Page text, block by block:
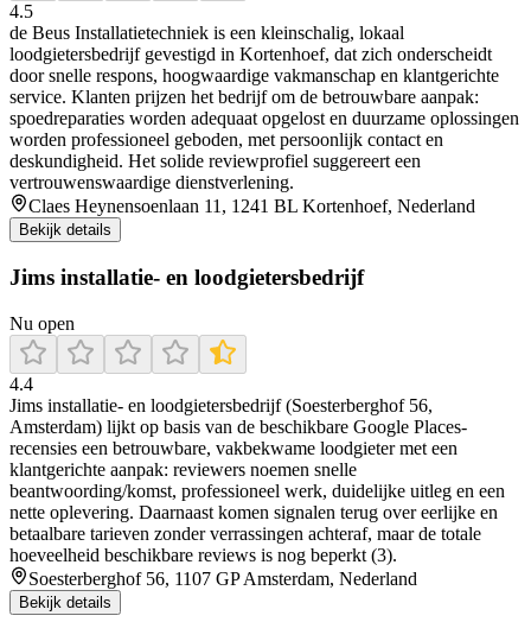
4.5
de Beus Installatietechniek is een kleinschalig, lokaal
loodgietersbedrijf gevestigd in Kortenhoef, dat zich onderscheidt
door snelle respons, hoogwaardige vakmanschap en klantgerichte
service. Klanten prijzen het bedrijf om de betrouwbare aanpak:
spoedreparaties worden adequaat opgelost en duurzame oplossingen
worden professioneel geboden, met persoonlijk contact en
deskundigheid. Het solide reviewprofiel suggereert een
vertrouwenswaardige dienstverlening.
Claes Heynensoenlaan 11, 1241 BL Kortenhoef, Nederland
Bekijk details
Jims installatie- en loodgietersbedrijf
Nu open
4.4
Jims installatie- en loodgietersbedrijf (Soesterberghof 56,
Amsterdam) lijkt op basis van de beschikbare Google Places-
recensies een betrouwbare, vakbekwame loodgieter met een
klantgerichte aanpak: reviewers noemen snelle
beantwoording/komst, professioneel werk, duidelijke uitleg en een
nette oplevering. Daarnaast komen signalen terug over eerlijke en
betaalbare tarieven zonder verrassingen achteraf, maar de totale
hoeveelheid beschikbare reviews is nog beperkt (3).
Soesterberghof 56, 1107 GP Amsterdam, Nederland
Bekijk details